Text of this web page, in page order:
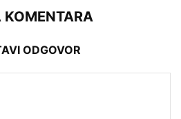
KOMENTARA
ODGOVOR